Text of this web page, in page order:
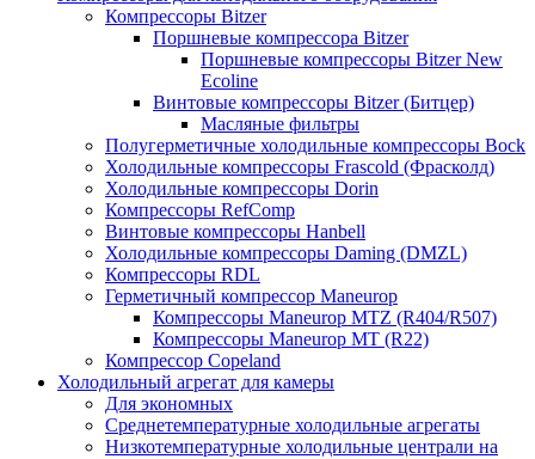
Компрессоры Bitzer
Поршневые компрессора Bitzer
Поршневые компрессоры Bitzer New
Ecoline
Винтовые компрессоры Bitzer (Битцер)
Масляные фильтры
Полугерметичные холодильные компрессоры Bock
Холодильные компрессоры Frascold (Фрасколд)
Холодильные компрессоры Dorin
Компрессоры RefComp
Винтовые компрессоры Hanbell
Холодильные компрессоры Daming (DMZL)
Компрессоры RDL
Герметичный компрессор Maneurop
Компрессоры Maneurop MTZ (R404/R507)
Компрессоры Maneurop MT (R22)
Компрессор Copeland
Холодильный агрегат для камеры
Для экономных
Среднетемпературные холодильные агрегаты
Низкотемпературные холодильные централи на